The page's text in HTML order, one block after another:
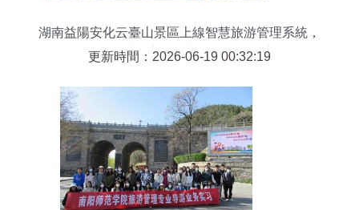
湖南益陽安化云臺山景區上線智慧旅游管理系統，
全面提升游客體驗與景區管理效率
更新時間：2026-06-19 00:32:19